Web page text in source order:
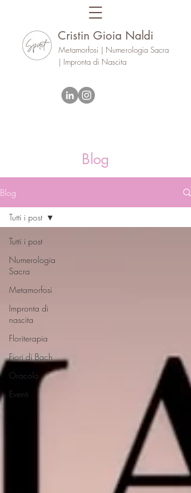
Cristin Gioia Naldi
Metamorfosi | Numerologia Sacra
| Impronta di Nascita
Blog
Blog
Tutti i post
Numerologia
Sacra
Metamorfosi
Impronta di
nascita
Floriterapia
Fiori di Bach
Oracolo
Eventi
Tutti i post